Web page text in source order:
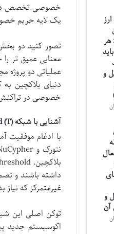
خصوصی تخصص
یک لایه حریم
تصور کنید دو بخش
معنایی عمیق تر
عملیاتی دو پروژه
دنیای بلاکچین
خصوصی در تراکنش
آشنایی با شبکه Threshold (T): میراث دار حریم خصوصی در بلاکچین
داشته باشند و
غیرمتمرکز که
اکوسیستم جدید
هر
و
و
آن